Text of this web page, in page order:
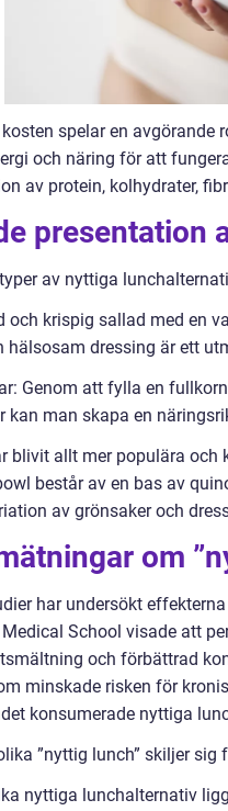
spelar en
och näring för att
av protein, kolhydrater,
presentation
av nyttiga
och krispig sallad med en
hälsosam dressing är ett
Genom att fylla en
kan man skapa en
blivit allt mer populära
består av en bas av
av grönsaker och
om
har undersökt
School visade att
och förbättrad
minskade risken för
konsumerade nyttiga
”nyttig lunch” skiljer sig
nyttiga lunchalternativ